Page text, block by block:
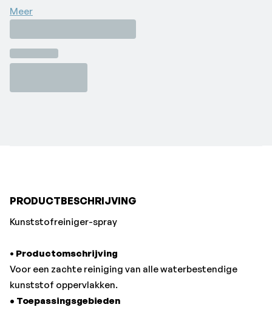
•Productomschrijving
kunststof oppervlakken.
• Toepassingsgebieden
Meer
PRODUCTBESCHRIJVING
Kunststofreiniger-spray
• Productomschrijving
Voor een zachte reiniging van alle waterbestendige
kunststof oppervlakken.
• Toepassingsgebieden